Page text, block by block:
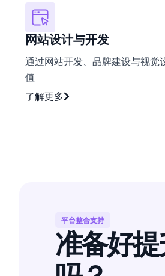
网站设计与开发
通过网站开发、品牌建设与视觉
值
了解更多
平台整合支持
准备好